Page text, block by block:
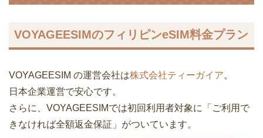
VOYAGEESIMのフィリピンeSIM料金プラン
VOYAGEESIM の運営会社は株式会社ティーガイア。
日本企業運営で安心です。
さらに、VOYAGEESIMでは初回利用者対象に「ご利用で
きなければ全額返金保証」がついています。